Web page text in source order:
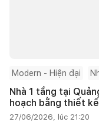
Modern - Hiện đại
Nhà 1 tầng tại
hoạch bằng thiết
27/06/2026, lúc 21:20